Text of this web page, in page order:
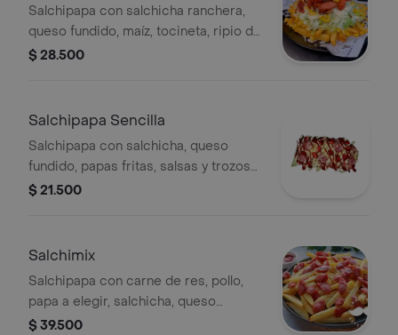
Salchipapa con salchicha ranchera,
queso fundido, maíz, tocineta, ripio de
papa, salsa de tomate, papa y tamaño
$ 28.500
Salchipapa Sencilla
Salchipapa con salchicha, queso
fundido, papas fritas, salsas y trozos
de jamón.
$ 21.500
Salchimix
Salchipapa con carne de res, pollo,
papa a elegir, salchicha, queso
fundido, maíz, tocineta, ripio de papa,
$ 39.500